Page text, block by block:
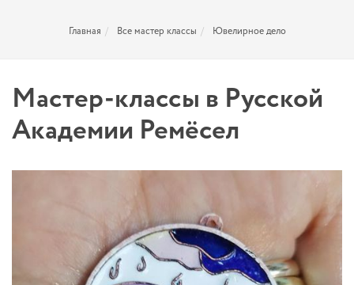
Главная Все мастер классы Ювелирное дело
Мастер-классы в Русской
Академии Ремёсел